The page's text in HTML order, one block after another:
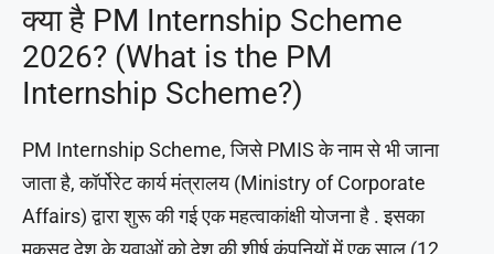
क्या है PM Internship Scheme
2026? (What is the PM
Internship Scheme?)
PM Internship Scheme, जिसे PMIS के नाम से भी जाना
जाता है, कॉर्पोरेट कार्य मंत्रालय (Ministry of Corporate
Affairs) द्वारा शुरू की गई एक महत्वाकांक्षी योजना है . इसका
मकसद देश के युवाओं को देश की शीर्ष कंपनियों में एक साल (12